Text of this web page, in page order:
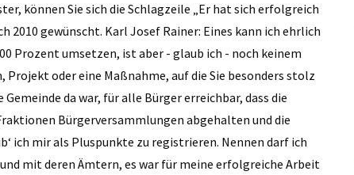
können Sie sich die Schlagzeile „Er hat sich erfolgreich
2010 gewünscht. Karl Josef Rainer: Eines kann ich ehrlich
Prozent umsetzen, ist aber - glaub ich - noch keinem
oder eine Maßnahme, auf die Sie besonders stolz
da war, für alle Bürger erreichbar, dass die
Bürgerversammlungen abgehalten und die
ich mir als Pluspunkte zu registrieren. Nennen darf ich
mit deren Ämtern, es war für meine erfolgreiche Arbeit